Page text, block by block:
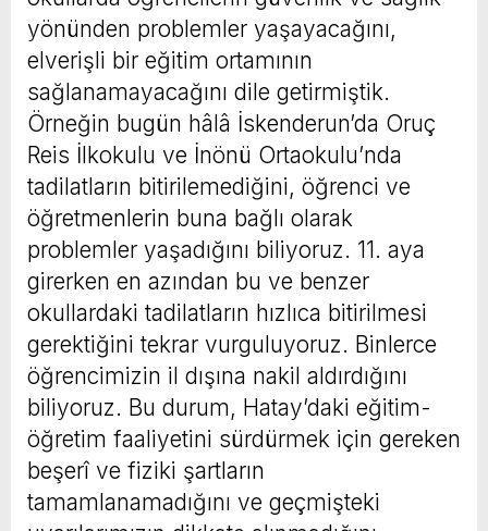
yönünden problemler yaşayacağını,
elverişli bir eğitim ortamının
sağlanamayacağını dile getirmiştik.
Örneğin bugün hâlâ İskenderun’da Oruç
Reis İlkokulu ve İnönü Ortaokulu’nda
tadilatların bitirilemediğini, öğrenci ve
öğretmenlerin buna bağlı olarak
problemler yaşadığını biliyoruz. 11. aya
girerken en azından bu ve benzer
okullardaki tadilatların hızlıca bitirilmesi
gerektiğini tekrar vurguluyoruz. Binlerce
öğrencimizin il dışına nakil aldırdığını
biliyoruz. Bu durum, Hatay’daki eğitim-
öğretim faaliyetini sürdürmek için gereken
beşerî ve fiziki şartların
tamamlanamadığını ve geçmişteki